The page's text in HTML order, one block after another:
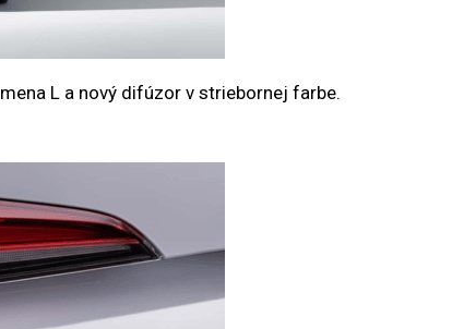
L a nový difúzor v striebornej farbe.